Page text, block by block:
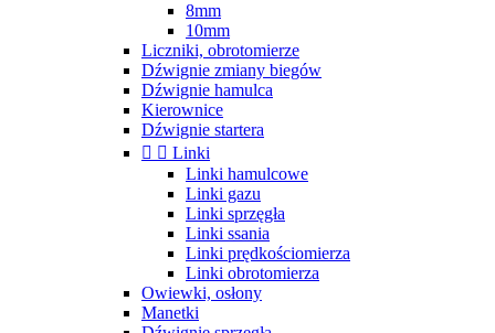
8mm
10mm
Liczniki, obrotomierze
Dźwignie zmiany biegów
Dźwignie hamulca
Kierownice
Dźwignie startera
  Linki
Linki hamulcowe
Linki gazu
Linki sprzęgła
Linki ssania
Linki prędkościomierza
Linki obrotomierza
Owiewki, osłony
Manetki